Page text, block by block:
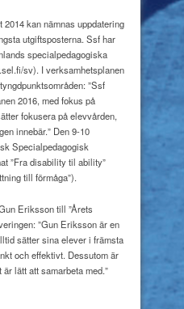
kan nämnas uppdatering
utgiftsposterna. Ssf har
specialpedagogiska
sv). I verksamhetsplanen
”Ssf
2016, med fokus på
fokusera på elevvården,
innebär.” Den 9-10
Specialpedagogisk
”Fra disability til ability”
till förmåga”).
Eriksson till ”Årets
”Gun Eriksson är en
sätter sina elever i främsta
och effektivt. Dessutom är
lätt att samarbeta med.”